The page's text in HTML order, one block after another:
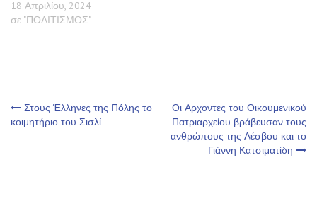
18 Απριλίου, 2024
σε "ΠΟΛΙΤΙΣΜΟΣ"
Πλοήγηση
Στους Έλληνες της Πόλης το
κοιμητήριο του Σισλί
Οι Αρχοντες του Οικουμενικού
Πατριαρχείου βράβευσαν τους
ανθρώπους της Λέσβου και το
Γιάννη Κατσιματίδη